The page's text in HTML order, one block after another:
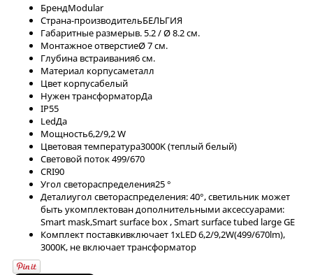
БрендModular
Страна-производительБЕЛЬГИЯ
Габаритные размерыв. 5.2 / Ø 8.2 см.
Монтажное отверстиеØ 7 см.
Глубина встраивания6 см.
Материал корпусаметалл
Цвет корпусабелый
Нужен трансформаторДа
IP55
LedДа
Мощность6,2/9,2 W
Цветовая температура3000K (теплый белый)
Световой поток499/670
CRI90
Угол светораспределения25 °
Деталиугол светораспределения: 40°, светильник может
быть укомплектован дополнительными аксессуарами:
Smart mask,Smart surface box , Smart surface tubed large GE
Комплект поставкивключает 1xLED 6,2/9,2W(499/670lm),
3000K, не включает трансформатор